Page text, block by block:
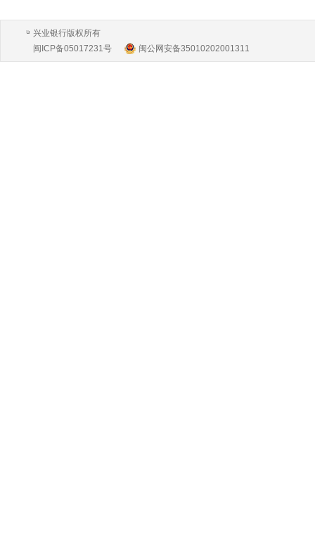
兴业银行版权所有
闽ICP备05017231号
闽公网安备35010202001311